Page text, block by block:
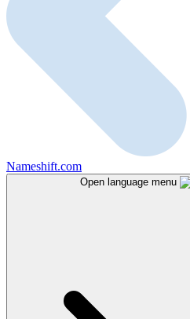
Nameshift.com
Open language menu